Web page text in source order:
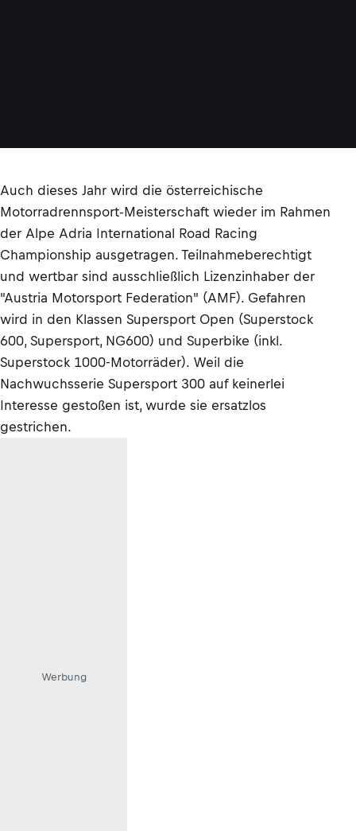
Auch dieses Jahr wird die österreichische
Motorradrennsport-Meisterschaft wieder im Rahmen
der Alpe Adria International Road Racing
Championship ausgetragen. Teilnahmeberechtigt
und wertbar sind ausschließlich Lizenzinhaber der
"Austria Motorsport Federation" (AMF). Gefahren
wird in den Klassen Supersport Open (Superstock
600, Supersport, NG600) und Superbike (inkl.
Superstock 1000-Motorräder). Weil die
Nachwuchsserie Supersport 300 auf keinerlei
Interesse gestoßen ist, wurde sie ersatzlos
gestrichen.
Werbung